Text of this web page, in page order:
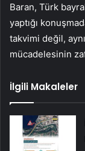
Baran, Türk
yaptığı
takvimi değil,
mücadelesinin
İlgili Makaleler